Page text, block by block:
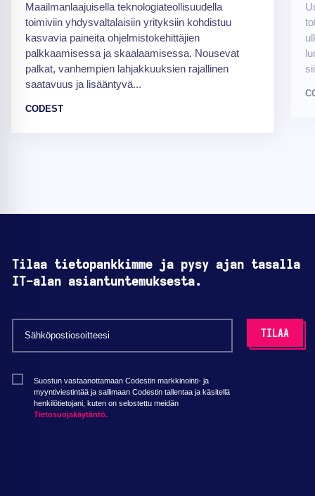
Maailmanlaajuisella teknologiateollisuudella
toimiviin yhdysvaltalaisiin yrityksiin kohdistuu
kasvavia paineita ohjelmistokehittäjien
palkkaamisessa ja skaalaamisessa. Nousevat
palkat, vanhempien lahjakkuuksien rajallinen
saatavuus ja lisääntyvä...
CODEST
Tilaa tietopankkimme ja pysy ajan tasalla
IT-alan asiantuntemuksesta.
Suostun vastaanottamaan Codestin markkinointi- ja
myyntiviestintää ja sallimaan Codestin tallentaa ja käsitellä
henkilötietojani, kuten on selostettu meidän
Tietosuojakäytäntö.